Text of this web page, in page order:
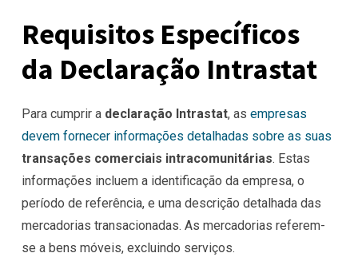
Requisitos Específicos
da Declaração Intrastat
Para cumprir a declaração Intrastat, as empresas
devem fornecer informações detalhadas sobre as suas
transações comerciais intracomunitárias. Estas
informações incluem a identificação da empresa, o
período de referência, e uma descrição detalhada das
mercadorias transacionadas. As mercadorias referem-
se a bens móveis, excluindo serviços.